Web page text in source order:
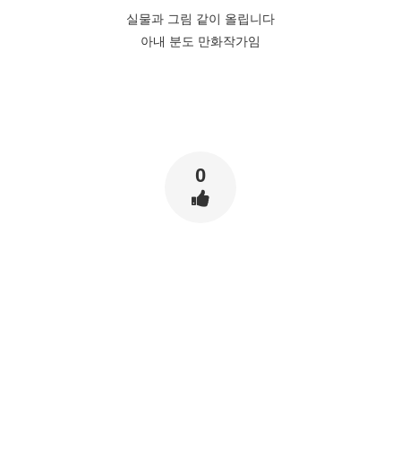
실물과 그림 같이 올립니다
아내 분도 만화작가임
0